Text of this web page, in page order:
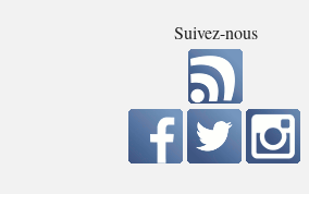
Suivez-nous